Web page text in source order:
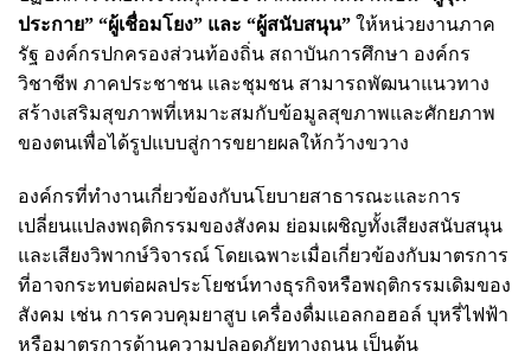
ประกาย” “ผู้เชื่อมโยง” และ “ผู้สนับสนุน” ให้หน่วยงานภาค
รัฐ องค์กรปกครองส่วนท้องถิ่น สถาบันการศึกษา องค์กร
วิชาชีพ ภาคประชาชน และชุมชน สามารถพัฒนาแนวทาง
สร้างเสริมสุขภาพที่เหมาะสมกับข้อมูลสุขภาพและศักยภาพ
ของตนเพื่อได้รูปแบบสู่การขยายผลให้กว้างขวาง
องค์กรที่ทำงานเกี่ยวข้องกับนโยบายสาธารณะและการ
เปลี่ยนแปลงพฤติกรรมของสังคม ย่อมเผชิญทั้งเสียงสนับสนุน
และเสียงวิพากษ์วิจารณ์ โดยเฉพาะเมื่อเกี่ยวข้องกับมาตรการ
ที่อาจกระทบต่อผลประโยชน์ทางธุรกิจหรือพฤติกรรมเดิมของ
สังคม เช่น การควบคุมยาสูบ เครื่องดื่มแอลกอฮอล์ บุหรี่ไฟฟ้า
หรือมาตรการด้านความปลอดภัยทางถนน เป็นต้น